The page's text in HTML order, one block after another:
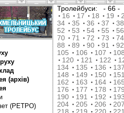
(архів)
(РЕТРО)
Тролейбуси:
- 66
16
17 18 19
34
35 36 37
38
52
53 54 55
56
70
71 72 73
74
88
89 90 91
92
105
106 107
120
121 122
134
135 136
148
149 150
162
163 164
176
177 178
190
191 192
204
205 206